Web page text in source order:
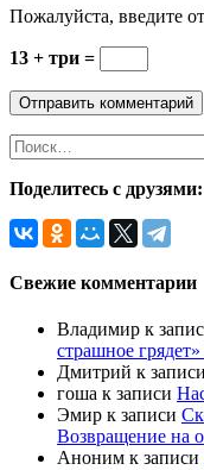
Пожалуйста, введите
13 + три =
Найти:
Поделитесь с друзями:
Свежие комментарии
Владимир к
страшное
Дмитрий к записи
гоша к записи
Эмир к записи
Возвращение на
Аноним к записи